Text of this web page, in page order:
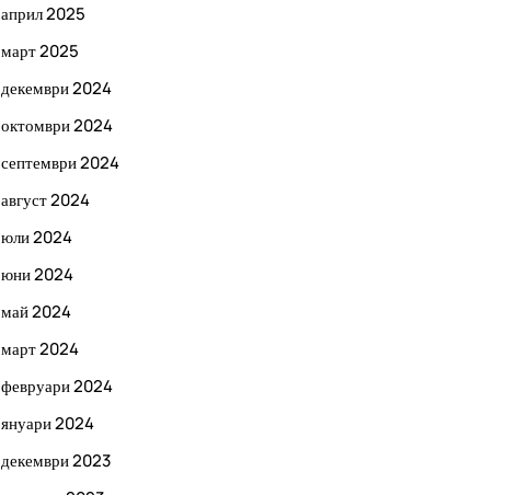
април 2025
март 2025
декември 2024
октомври 2024
септември 2024
август 2024
юли 2024
юни 2024
май 2024
март 2024
февруари 2024
януари 2024
декември 2023